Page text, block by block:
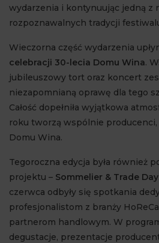
wydarzenia i kontynuując jedną z
rozpoznawalnych tradycji
Wieczorna część wydarzenia
celebracji 30-lecia Domu Wina.
jubileuszowy tort oraz koncert
niezapomnianą oprawę dla tego
Całość dopełniła wyjątkowa
roku tworzą wspólnie
Domu Wina.
Tegoroczna edycja była również
projektu – Sommelier & Trade
czerwca odbyły się spotkania
profesjonalistom z branży
partnerom handlowym. W
degustacje, prezentacje